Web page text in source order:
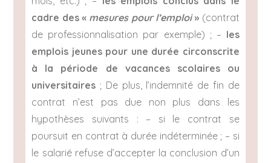
cadre des « mesures pour l’emploi» (contrat
de professionnalisation par exemple) ; – les
emplois jeunes pour une durée circonscrite
à la période de vacances scolaires ou
universitaires ; De plus, l’indemnité de fin de
contrat n’est pas due non plus dans les
hypothèses suivants : – si le contrat se
poursuit en contrat à durée indéterminée ; – si
le salarié refuse d’accepter la conclusion d’un